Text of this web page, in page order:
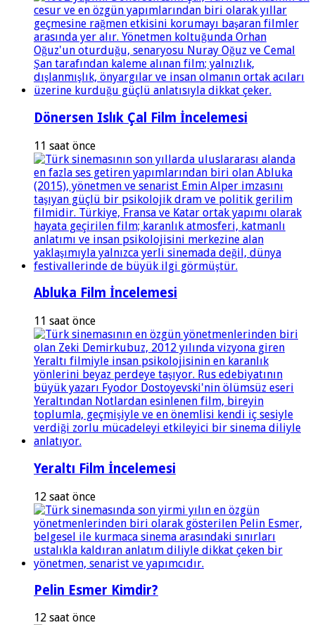
Dönersen Islık Çal Film İncelemesi
11 saat önce
Abluka Film İncelemesi
11 saat önce
Yeraltı Film İncelemesi
12 saat önce
Pelin Esmer Kimdir?
12 saat önce